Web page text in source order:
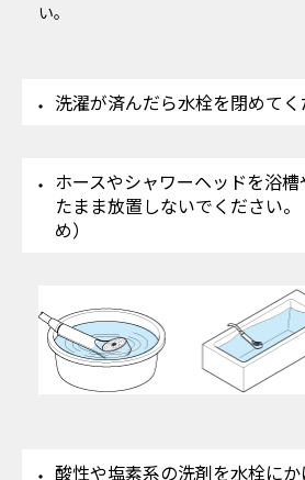
い。
洗濯が済んだら水栓を閉めてく
ホースやシャワーヘッドを浴
たまま放置しないでください
め）
酸性や塩素系の洗剤を水栓に